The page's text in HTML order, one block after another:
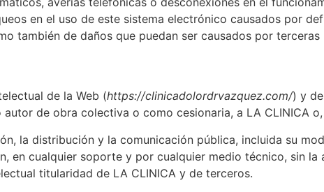
en el uso de este sistema electrónico causados por
también de daños que puedan ser causados por
de la Web (https://clinicadolordrvazquez.com/) y
de obra colectiva o como cesionaria, a LA CLINICA
la distribución y la comunicación pública, incluida su
en cualquier soporte y por cualquier medio técnico, sin
titularidad de LA CLINICA y de terceros.